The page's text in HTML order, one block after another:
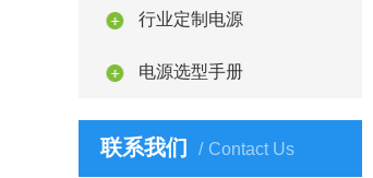
行业定制电源
电源选型手册
联系我们 Contact Us